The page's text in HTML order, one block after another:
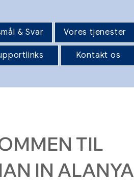
& Svar Vores tjenester
Kontakt os
TIL
IN ALANYA